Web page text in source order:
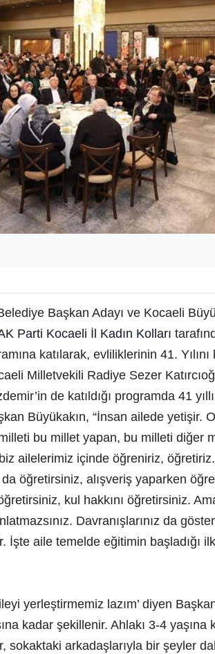
Başkan Adayı ve Kocaeli
Parti Kocaeli İl Kadın Kolları
katılarak, evliliklerinin 41. Yılını
Milletvekili Radiye Sezer
de katıldığı programda 41
Büyükakın, “İnsan ailede yetişir.
bu millet yapan, bu milleti diğer
ailelerimiz içinde öğreniriz,
öğretirsiniz, alışveriş yaparken
kul hakkını öğretirsiniz.
Davranışlarınız da
İşte aile temelde eğitimin başladığı
yerleştirmemiz lazım’ diyen
kadar şekillenir. Ahlakı 3-4 yaşına
sokaktaki arkadaşlarıyla bir şeyler